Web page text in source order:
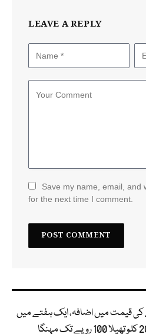
LEAVE A REPLY
Save my name, email, and
for the next time I comment.
کی قیمت میں اضافہ، ایک ہفتے میں